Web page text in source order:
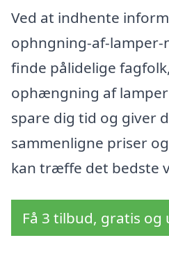
Ved at indhente
ophngning-af-lamper-
finde pålidelige
ophængning af
spare dig tid og giver
sammenligne priser
kan træffe det bedste
Få 3 tilbud, gratis